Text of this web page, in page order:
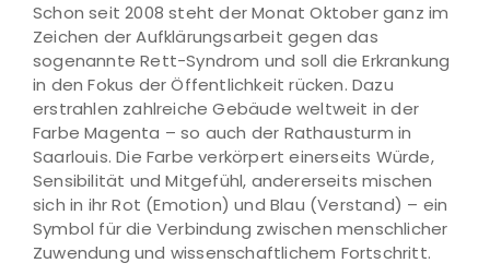
Schon seit 2008 steht der Monat Oktober ganz im
Zeichen der Aufklärungsarbeit gegen das
sogenannte Rett-Syndrom und soll die Erkrankung
in den Fokus der Öffentlichkeit rücken. Dazu
erstrahlen zahlreiche Gebäude weltweit in der
Farbe Magenta – so auch der Rathausturm in
Saarlouis. Die Farbe verkörpert einerseits Würde,
Sensibilität und Mitgefühl, andererseits mischen
sich in ihr Rot (Emotion) und Blau (Verstand) – ein
Symbol für die Verbindung zwischen menschlicher
Zuwendung und wissenschaftlichem Fortschritt.